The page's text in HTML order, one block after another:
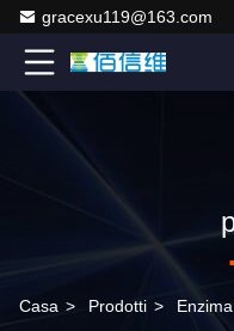
gracexu119@163.com
Casa > Prodotti >